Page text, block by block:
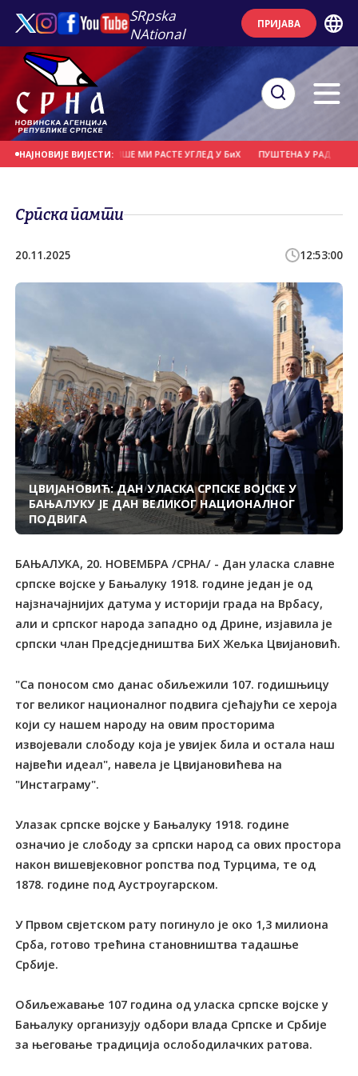
SRpska
NAtional
ПРИЈАВА
НАЈНОВИЈЕ ВИЈЕСТИ:
НАПАДА, СВЕ ВИШЕ МИ РАСТЕ УГЛЕД У БиХ ПУШТЕНА У РАД НАЈВЕЋА
Српска памти
20.11.2025 12:53:00
ЦВИЈАНОВИЋ: ДАН УЛАСКА СРПСКЕ ВОЈСКЕ У
БАЊАЛУКУ ЈЕ ДАН ВЕЛИКОГ НАЦИОНАЛНОГ
ПОДВИГА
БАЊАЛУКА, 20. НОВЕМБРА /СРНА/ - Дан уласка славне
српске војске у Бањалуку 1918. године један је од
најзначајнијих датума у историји града на Врбасу,
али и српског народа западно од Дрине, изјавила је
српски члан Предсједништва БиХ Жељка Цвијановић.
"Са поносом смо данас обиљежили 107. годишњицу
тог великог националног подвига сјећајући се хероја
који су нашем народу на овим просторима
извојевали слободу која је увијек била и остала наш
највећи идеал", навела је Цвијановићева на
"Инстаграму".
Улазак српске војске у Бањалуку 1918. године
означио је слободу за српски народ са ових простора
након вишевјековног ропства под Tурцима, те од
1878. године под Аустроугарском.
У Првом свјетском рату погинуло је око 1,3 милиона
Срба, готово трећина становништва тадашње
Србије.
Обиљежавање 107 година од уласка српске војске у
Бањалуку организују одбори влада Српске и Србије
за његовање традиција ослободилачких ратова.